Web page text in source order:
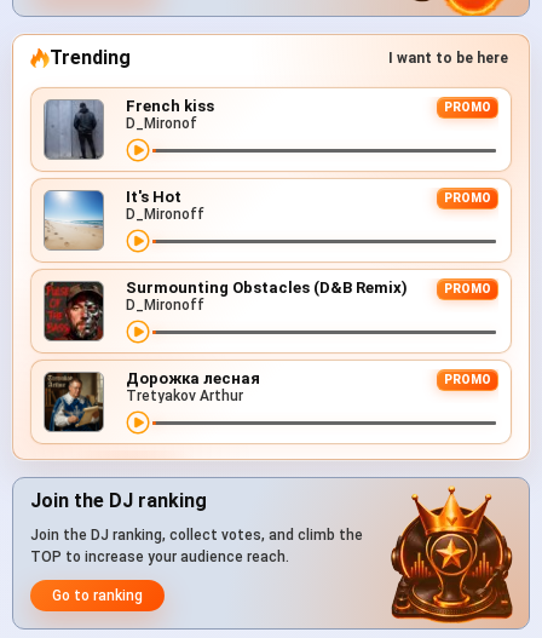
Trending I want to be here
French kiss PROMO
D_Mironof
It's Hot PROMO
D_Mironoff
Surmounting Obstacles (D&B Remix) PROMO
D_Mironoff
Дорожка лесная PROMO
Tretyakov Arthur
Join the DJ ranking
Join the DJ ranking, collect votes, and climb the
TOP to increase your audience reach.
Go to ranking